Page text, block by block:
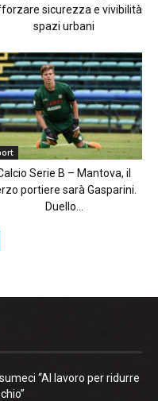
sicurezza e vivibilità
spazi urbani
Serie B – Mantova, il
portiere sarà Gasparini.
Duello...
“Al lavoro per ridurre